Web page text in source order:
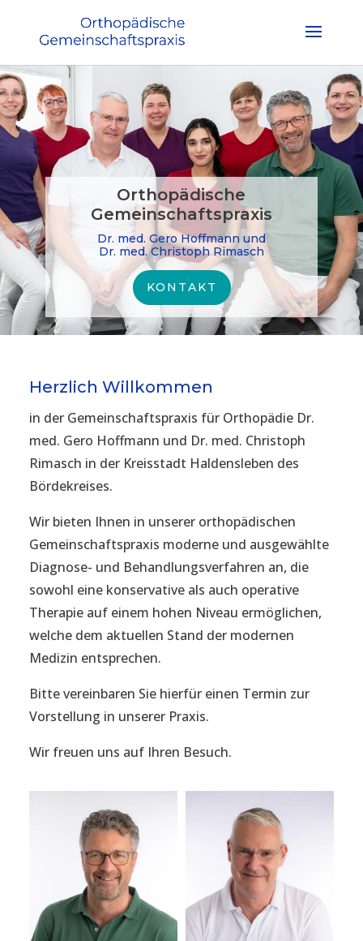
Orthopädische
Gemeinschaftspraxis
Dr. med. Gero Hoffmann und
Dr. med. Christoph Rimasch
KONTAKT
Herzlich Willkommen
in der Gemeinschaftspraxis für Orthopädie Dr.
med. Gero Hoffmann und Dr. med. Christoph
Rimasch in der Kreisstadt Haldensleben des
Bördekreises.
Wir bieten Ihnen in unserer orthopädischen
Gemeinschaftspraxis moderne und ausgewählte
Diagnose- und Behandlungsverfahren an, die
sowohl eine konservative als auch operative
Therapie auf einem hohen Niveau ermöglichen,
welche dem aktuellen Stand der modernen
Medizin entsprechen.
Bitte vereinbaren Sie hierfür einen Termin zur
Vorstellung in unserer Praxis.
Wir freuen uns auf Ihren Besuch.